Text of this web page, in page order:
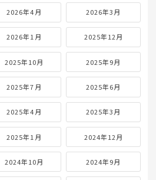
2026年4月 2026年3月
2026年1月 2025年12月
2025年10月 2025年9月
2025年7月 2025年6月
2025年4月 2025年3月
2025年1月 2024年12月
2024年10月 2024年9月